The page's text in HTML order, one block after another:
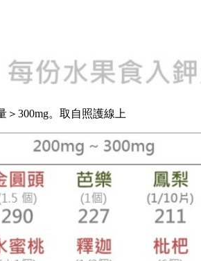
＞300mg。取自照護線上